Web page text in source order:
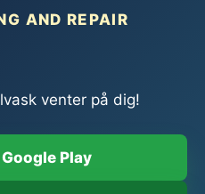
AND REPAIR
venter på dig!
Play